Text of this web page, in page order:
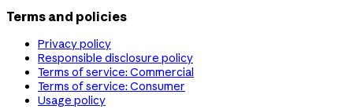
Terms and policies
Privacy policy
Responsible disclosure policy
Terms of service: Commercial
Terms of service: Consumer
Usage policy